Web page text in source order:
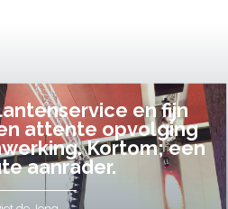
en fijn
attente opvolging
Kortom; een
aanrader.